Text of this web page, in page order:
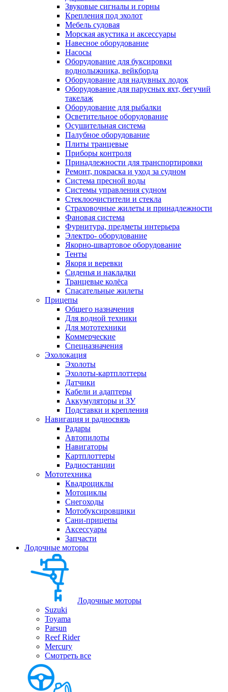
Звуковые сигналы и горны
Крепления под эхолот
Мебель судовая
Морская акустика и аксессуары
Навесное оборудование
Насосы
Оборудование для буксировки
воднолыжника, вейкборда
Оборудование для надувных лодок
Оборудование для парусных яхт, бегучий
такелаж
Оборудование для рыбалки
Осветительное оборудование
Осушительная система
Палубное оборудование
Плиты транцевые
Приборы контроля
Принадлежности для транспортировки
Ремонт, покраска и уход за судном
Система пресной воды
Системы управления судном
Стеклоочистители и стекла
Страховочные жилеты и принадлежности
Фановая система
Фурнитура, предметы интерьера
Электро- оборудование
Якорно-швартовое оборудование
Тенты
Якоря и веревки
Сиденья и накладки
Транцевые колёса
Спасательные жилеты
Прицепы
Общего назначения
Для водной техники
Для мототехники
Коммерческие
Спецназначения
Эхолокация
Эхолоты
Эхолоты-картплоттеры
Датчики
Кабели и адаптеры
Аккумуляторы и ЗУ
Подставки и крепления
Навигация и радиосвязь
Радары
Автопилоты
Навигаторы
Картплоттеры
Радиостанции
Мототехника
Квадроциклы
Мотоциклы
Снегоходы
Мотобуксировщики
Сани-прицепы
Аксессуары
Запчасти
Лодочные моторы
Лодочные моторы
Suzuki
Toyama
Parsun
Reef Rider
Mercury
Смотреть все